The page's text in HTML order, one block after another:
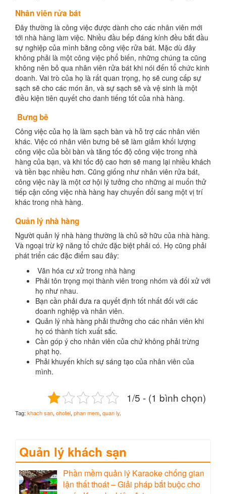
Nhân viên rửa bát
Đây thường là công việc được dành cho các nhân viên mới
tới nhà hàng làm việc. Nhiều đầu bếp đáng kính đều bắt đầu
sự nghiệp của mình bằng công việc rửa bát. Mặc dù đây
không phải là một công việc phổ biến, những chúng ta cũng
không nên bỏ qua nhân viên rửa bát khi nói đến tổ chức kinh
doanh. Vai trò của họ là rất quan trọng, họ sẽ cung cấp sự
sạch sẽ cho các món ăn, và sự sạch sẽ và vệ sinh là một
điều kiện tiên quyết cho danh tiếng tốt của nhà hàng.
Bưng bê
Công việc của họ là làm sạch bàn và hỗ trợ các nhân viên
khác. Việc có nhân viên bưng bê sẽ làm giảm khối lượng
công việc của bồi bàn và tăng tốc độ công việc trong nhà
hàng của bạn, và khi tốc độ cao hơn sẽ mang lại nhiều khách
và tiền bạc nhiều hơn. Cũng giống như nhân viên rửa bát,
công việc này là một cơ hội lý tưởng cho những ai muốn thử
tiếp cận công việc nhà hàng hay chuyển đổi sang một vị trí
khác trong nhà hàng.
Quản lý nhà hàng
Người quản lý nhà hàng thường là chủ sở hữu của nhà hàng.
Và ngoại trừ kỹ năng tổ chức đặc biệt phải có. Họ cũng phải
phát triển các đặc điểm sau đây:
Văn hóa cư xử trong nhà hàng
Phải tôn trọng mọi thành viên trong nhóm và đối xử với
họ như nhau.
Bạn cần phải đưa ra quyết định tốt nhất đối với các
doanh nghiệp và nhân viên.
Quản lý nhà hàng phải thưởng cho các nhân viên khi
họ có thành tích xuất sắc.
Cần góp ý cho nhân viên của chứ không phải trừng
phạt họ.
Phải khuyến khích sự sáng tạo của nhân viên của
mình.
1/5 - (1 bình chọn)
Tag: khach san, ohotel, phan mem, quan ly.
Quản lý khách sạn
Phần mềm quản lý Karaoke chống gian
lận thất thoát – Giải pháp bắt buộc cho